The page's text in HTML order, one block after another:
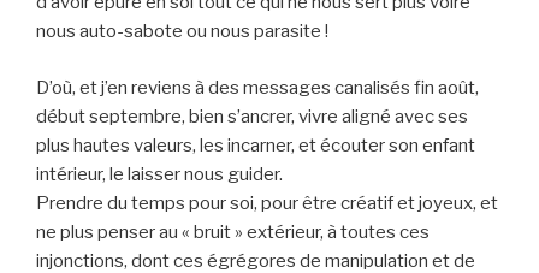
nous auto-sabote ou nous parasite !
D’où, et j’en reviens à des messages canalisés fin août,
début septembre, bien s’ancrer, vivre aligné avec ses
plus hautes valeurs, les incarner, et écouter son enfant
intérieur, le laisser nous guider.
Prendre du temps pour soi, pour être créatif et joyeux, et
ne plus penser au « bruit » extérieur, à toutes ces
injonctions, dont ces égrégores de manipulation et de